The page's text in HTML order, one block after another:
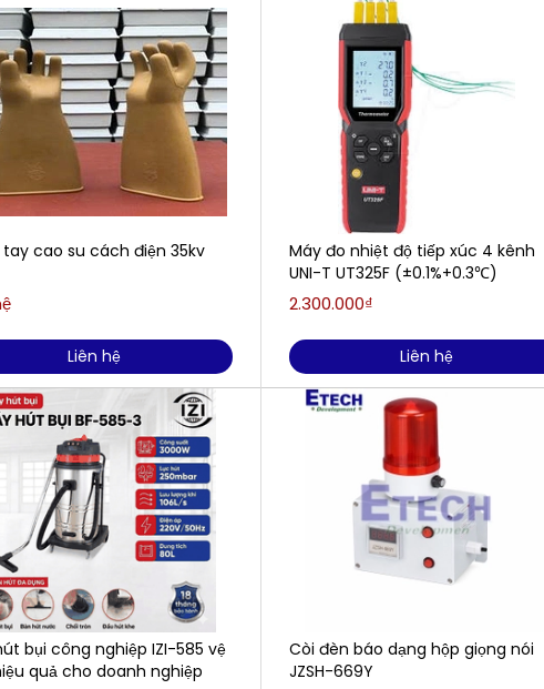
cao su cách điện 35kv
Liên hệ
bụi công nghiệp IZI-585 vệ
quả cho doanh nghiệp
Máy đo nhiệt độ tiếp xúc 4 kênh
UNI-T UT325F (±0.1%+0.3℃)
2.300.000₫
Liên hệ
Còi đèn báo dạng hộp giọng nói
JZSH-669Y